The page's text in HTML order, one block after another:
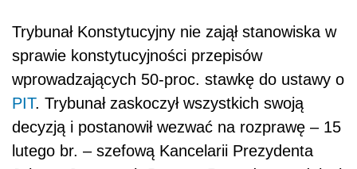
Trybunał Konstytucyjny nie zajął stanowiska w
sprawie konstytucyjności przepisów
wprowadzających 50-proc. stawkę do ustawy o
PIT. Trybunał zaskoczył wszystkich swoją
decyzją i postanowił wezwać na rozprawę – 15
lutego br. – szefową Kancelarii Prezydenta